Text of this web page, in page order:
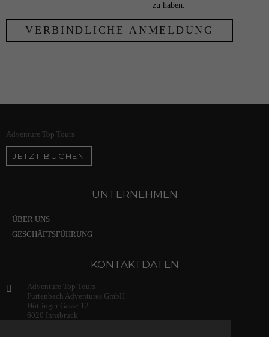
zu haben.
Adventure Top Tours
JETZT BUCHEN
UNTERNEHMEN
ÜBER UNS
GESCHÄFTSFÜHRUNG
KONTAKTDATEN
Adventure Top Tours
Furtenbach Adventures GmbH
Höttinger Gasse 12
6020 Innsbruck